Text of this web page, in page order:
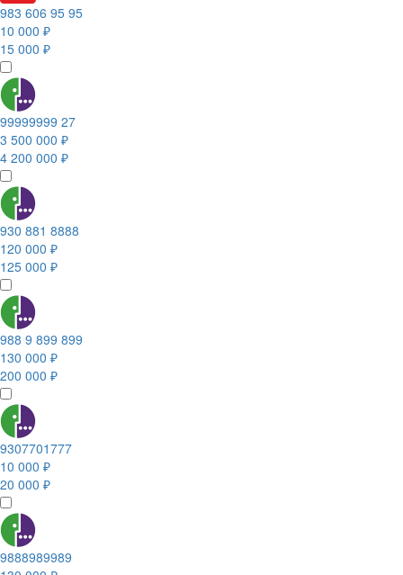
983 606 95 95
10 000 ₽
15 000 ₽
99999999 27
3 500 000 ₽
4 200 000 ₽
930 881 8888
120 000 ₽
125 000 ₽
988 9 899 899
130 000 ₽
200 000 ₽
9307701777
10 000 ₽
20 000 ₽
9888989989